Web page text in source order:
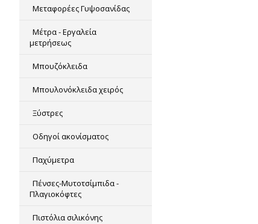
Μεταφορέες Γυψοσανίδας
Μέτρα - Εργαλεία
μετρήσεως
Μπουζόκλειδα
Μπουλονόκλειδα χειρός
Ξύστρες
Οδηγοί ακονίσματος
Παχύμετρα
Πένσες-Μυτοτσίμπιδα -
Πλαγιοκόφτες
Πιστόλια σιλικόνης